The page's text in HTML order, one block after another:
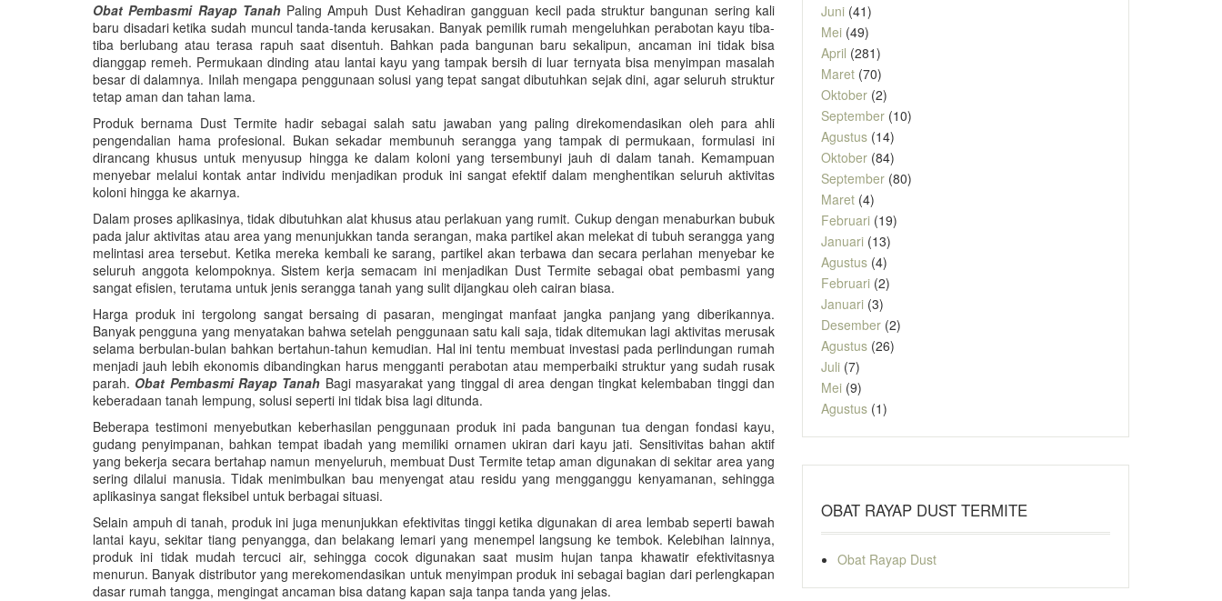
Obat Pembasmi Rayap TanahPaling Ampuh Dust Kehadiran gangguan kecil pada struktur bangunan sering kali
baru disadari ketika sudah muncul tanda-tanda kerusakan. Banyak pemilik rumah mengeluhkan perabotan kayu tiba-
tiba berlubang atau terasa rapuh saat disentuh. Bahkan pada bangunan baru sekalipun, ancaman ini tidak bisa
dianggap remeh. Permukaan dinding atau lantai kayu yang tampak bersih di luar ternyata bisa menyimpan masalah
besar di dalamnya. Inilah mengapa penggunaan solusi yang tepat sangat dibutuhkan sejak dini, agar seluruh struktur
tetap aman dan tahan lama.
Produk bernama Dust Termite hadir sebagai salah satu jawaban yang paling direkomendasikan oleh para ahli
pengendalian hama profesional. Bukan sekadar membunuh serangga yang tampak di permukaan, formulasi ini
dirancang khusus untuk menyusup hingga ke dalam koloni yang tersembunyi jauh di dalam tanah. Kemampuan
menyebar melalui kontak antar individu menjadikan produk ini sangat efektif dalam menghentikan seluruh aktivitas
koloni hingga ke akarnya.
Dalam proses aplikasinya, tidak dibutuhkan alat khusus atau perlakuan yang rumit. Cukup dengan menaburkan bubuk
pada jalur aktivitas atau area yang menunjukkan tanda serangan, maka partikel akan melekat di tubuh serangga yang
melintasi area tersebut. Ketika mereka kembali ke sarang, partikel akan terbawa dan secara perlahan menyebar ke
seluruh anggota kelompoknya. Sistem kerja semacam ini menjadikan Dust Termite sebagai obat pembasmi yang
sangat efisien, terutama untuk jenis serangga tanah yang sulit dijangkau oleh cairan biasa.
Harga produk ini tergolong sangat bersaing di pasaran, mengingat manfaat jangka panjang yang diberikannya.
Banyak pengguna yang menyatakan bahwa setelah penggunaan satu kali saja, tidak ditemukan lagi aktivitas merusak
selama berbulan-bulan bahkan bertahun-tahun kemudian. Hal ini tentu membuat investasi pada perlindungan rumah
menjadi jauh lebih ekonomis dibandingkan harus mengganti perabotan atau memperbaiki struktur yang sudah rusak
parah. Obat Pembasmi Rayap Tanah Bagi masyarakat yang tinggal di area dengan tingkat kelembaban tinggi dan
keberadaan tanah lempung, solusi seperti ini tidak bisa lagi ditunda.
Beberapa testimoni menyebutkan keberhasilan penggunaan produk ini pada bangunan tua dengan fondasi kayu,
gudang penyimpanan, bahkan tempat ibadah yang memiliki ornamen ukiran dari kayu jati. Sensitivitas bahan aktif
yang bekerja secara bertahap namun menyeluruh, membuat Dust Termite tetap aman digunakan di sekitar area yang
sering dilalui manusia. Tidak menimbulkan bau menyengat atau residu yang mengganggu kenyamanan, sehingga
aplikasinya sangat fleksibel untuk berbagai situasi.
Selain ampuh di tanah, produk ini juga menunjukkan efektivitas tinggi ketika digunakan di area lembab seperti bawah
lantai kayu, sekitar tiang penyangga, dan belakang lemari yang menempel langsung ke tembok. Kelebihan lainnya,
produk ini tidak mudah tercuci air, sehingga cocok digunakan saat musim hujan tanpa khawatir efektivitasnya
menurun. Banyak distributor yang merekomendasikan untuk menyimpan produk ini sebagai bagian dari perlengkapan
dasar rumah tangga, mengingat ancaman bisa datang kapan saja tanpa tanda yang jelas.
Juni (41)
Mei (49)
April (281)
Maret (70)
Oktober (2)
September (10)
Agustus (14)
Oktober (84)
September (80)
Maret (4)
Februari (19)
Januari (13)
Agustus (4)
Februari (2)
Januari (3)
Desember (2)
Agustus (26)
Juli (7)
Mei (9)
Agustus (1)
OBAT RAYAP DUST TERMITE
Obat Rayap Dust